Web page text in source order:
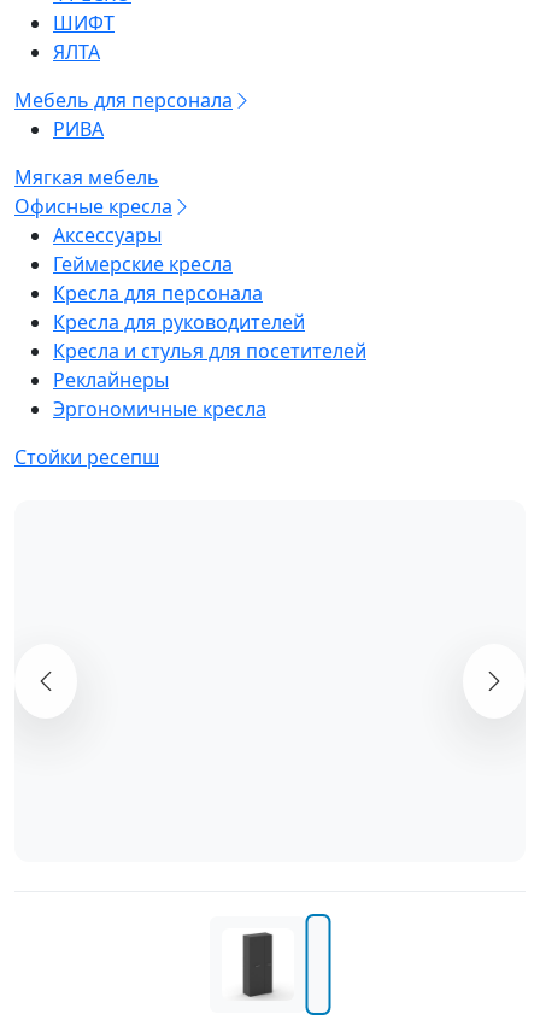
ШИФТ
ЯЛТА
Мебель для персонала
РИВА
Мягкая мебель
Офисные кресла
Аксессуары
Геймерские кресла
Кресла для персонала
Кресла для руководителей
Кресла и стулья для посетителей
Реклайнеры
Эргономичные кресла
Стойки ресепш